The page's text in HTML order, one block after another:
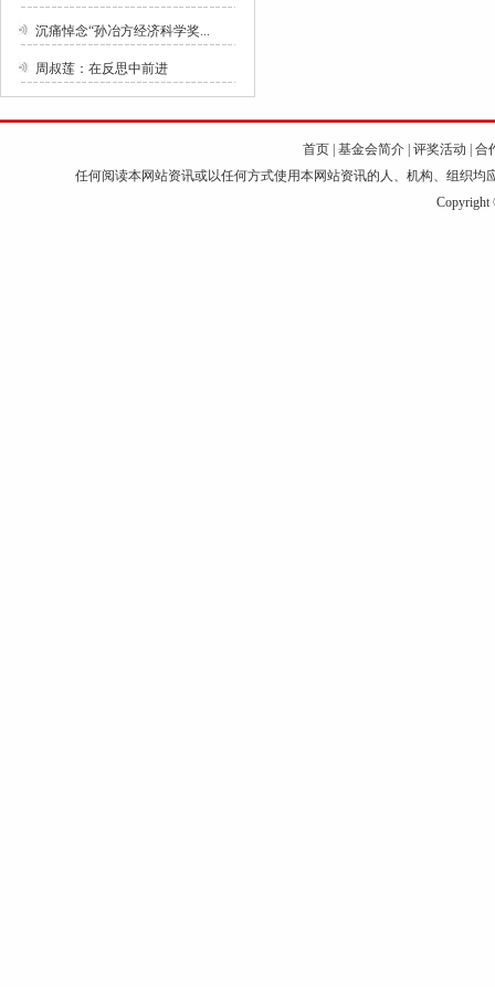
沉痛悼念“孙冶方经济科学奖...
周叔莲：在反思中前进
首页 基金会简介 评奖活动
合
任何阅读本网站资讯或以任何方式使用本网站资讯的人、机构、组织